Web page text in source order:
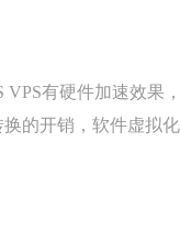
有硬件加速效果
的开销，软件虚拟